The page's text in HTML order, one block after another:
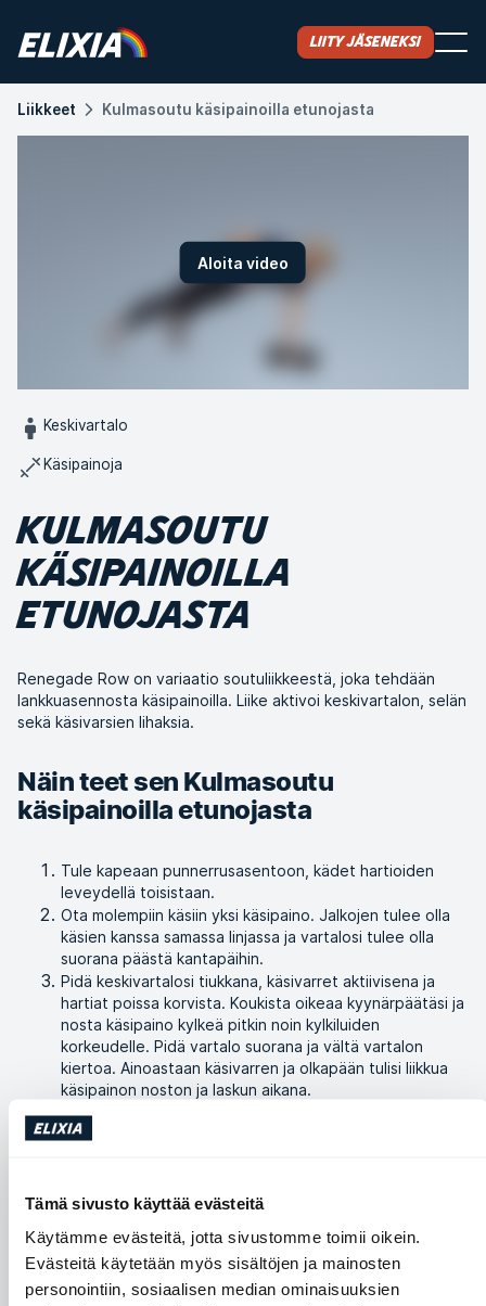
Tämä sivusto käyttää evästeitä
Käytämme evästeitä, jotta sivustomme toimii oikein.
Evästeitä käytetään myös sisältöjen ja mainosten
personointiin, sosiaalisen median ominaisuuksien
Liity jäseneksi
Liikkeet Kulmasoutu käsipainoilla etunojasta
Aloita video
Keskivartalo
Käsipainoja
KULMASOUTU
KÄSIPAINOILLA
ETUNOJASTA
Renegade Row on variaatio soutuliikkeestä, joka tehdään
lankkuasennosta käsipainoilla. Liike aktivoi keskivartalon, selän
sekä käsivarsien lihaksia.
Näin teet sen Kulmasoutu
käsipainoilla etunojasta
Tule kapeaan punnerrusasentoon, kädet hartioiden
leveydellä toisistaan.
Ota molempiin käsiin yksi käsipaino. Jalkojen tulee olla
käsien kanssa samassa linjassa ja vartalosi tulee olla
suorana päästä kantapäihin.
Pidä keskivartalosi tiukkana, käsivarret aktiivisena ja
hartiat poissa korvista. Koukista oikeaa kyynärpäätäsi ja
nosta käsipaino kylkeä pitkin noin kylkiluiden
korkeudelle. Pidä vartalo suorana ja vältä vartalon
kiertoa. Ainoastaan käsivarren ja olkapään tulisi liikkua
käsipainon noston ja laskun aikana.
Laske oikea käden käsipaino hallitusti takaisin lattialle ja
toista liike vasemmalla kädellä. Jatka liikettä vuorotellen
Samankaltaiset harjoitukset